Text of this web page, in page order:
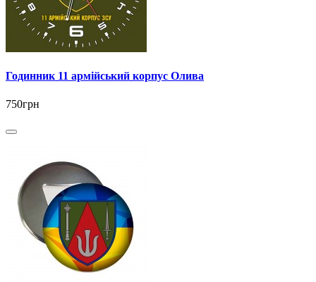
Годинник 11 армійський корпус Олива
750грн